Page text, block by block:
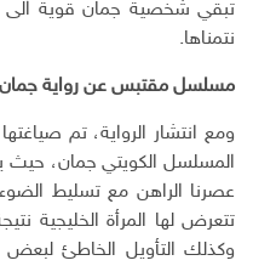
تبقي شخصية جمان قوية الى
نتمناها.
مسلسل مقتبس عن رواية
ومع انتشار الرواية، تم
المسلسل الكويتي جمان، حيث
عصرنا الراهن مع تسليط
تتعرض لها المرأة الخليجية
وكذلك التأويل الخاطئ لبعض